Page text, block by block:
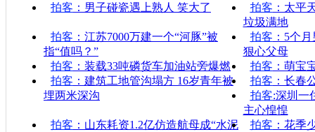
拍客 ：男子碰瓷遇上熟人 笑大了 拍客 ：太平
垃圾满地
拍客 ：江苏7000万建一个“河豚”被
指“值吗？”
拍客 ：5个
狠心父母
拍客 ：装载33吨磷货车加油站旁爆燃 拍客 ：萌宝
拍客 ：建筑工地管沟塌方 16岁青年被
埋两米深沟
拍客 ：长春
拍客:深圳一
主心惶惶
拍客 ：山东耗资1.2亿仿造航母成“水泥
拍客 ：花季